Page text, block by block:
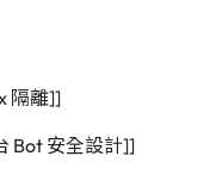
隔離]]
Bot 安全設計]]